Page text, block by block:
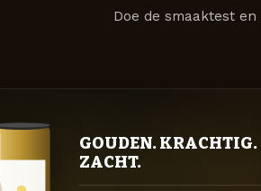
Doe de smaaktest
GOUDEN. KRACHTIG.
ZACHT.